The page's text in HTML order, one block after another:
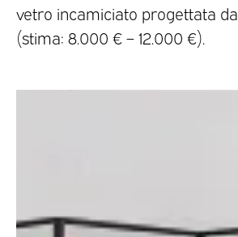
vetro incamiciato progettata da
(stima: 8.000 € – 12.000 €).